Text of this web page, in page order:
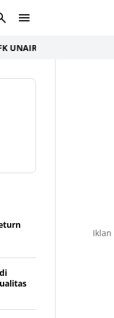
Gelar Seminar dan Bakti
Iklan